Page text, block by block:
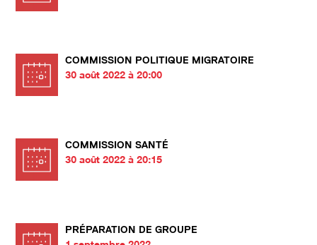
COMMISSION POLITIQUE MIGRATOIRE
30 août 2022 à 20:00
COMMISSION SANTÉ
30 août 2022 à 20:15
PRÉPARATION DE GROUPE